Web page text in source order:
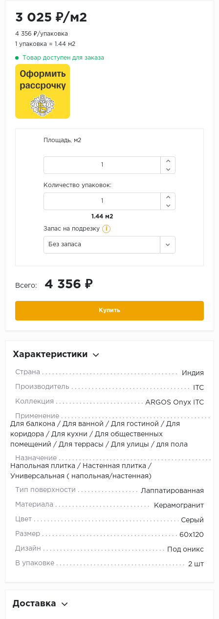
3 025 ₽/м2
4 356 ₽/упаковка
1 упаковка = 1.44 м2
Товар доступен для заказа
Площадь, м2
Количество упаковок:
1.44 м2
Запас на подрезку i
Без запаса
Всего: 4 356 ₽
Купить
Характеристики
Страна Индия
Производитель ITC
Коллекция ARGOS Onyx ITC
Применение
Для балкона / Для ванной / Для гостиной / Для
коридора / Для кухни / Для общественных
помещений / Для террасы / Для улицы / для пола
Назначение
Напольная плитка / Настенная плитка /
Универсальная ( напольная/настенная)
Тип поверхности Лаппатированная
Материала Керамогранит
Цвет Серый
Размер 60x120
Дизайн Под оникс
В упаковке 2 шт
Доставка